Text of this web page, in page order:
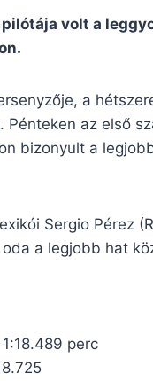
volt a
a
az első
bizonyult a
Sergio Pérez
a legjobb hat
perc